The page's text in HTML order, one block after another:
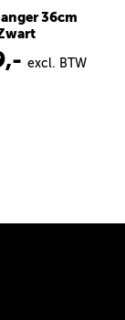
36cm
excl. BTW